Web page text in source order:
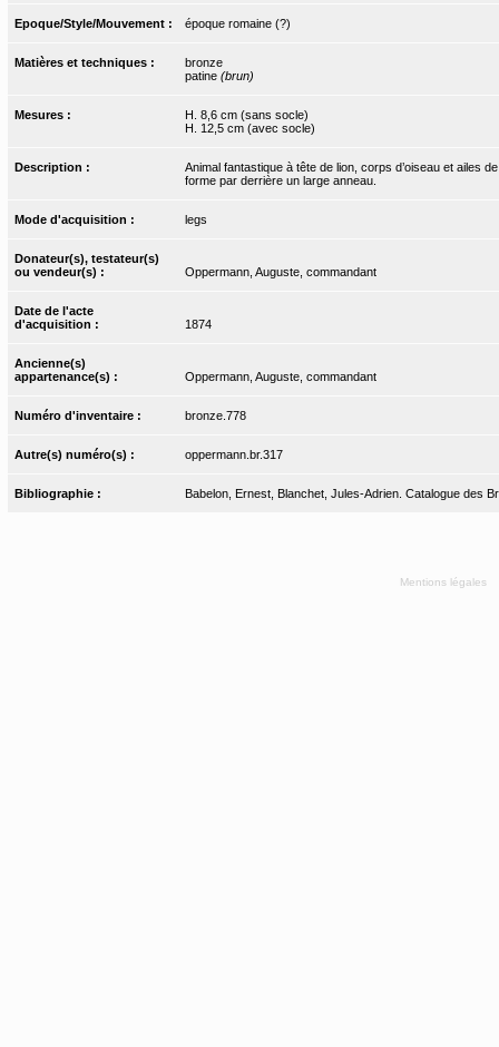
Epoque/Style/Mouvement : époque romaine (?)
Matières et techniques :
bronze
patine (brun)
Mesures :
H. 8,6 cm (sans socle)
H. 12,5 cm (avec socle)
Description :
Animal fantastique à tête de lion, corps d’oiseau et ailes
forme par derrière un large anneau.
Mode d'acquisition : legs
Donateur(s), testateur(s)
ou vendeur(s) :
Oppermann, Auguste, commandant
Date de l'acte
d'acquisition :
1874
Ancienne(s)
appartenance(s) :
Oppermann, Auguste, commandant
Numéro d'inventaire : bronze.778
Autre(s) numéro(s) : oppermann.br.317
Bibliographie : Babelon, Ernest, Blanchet, Jules-Adrien. Catalogue des
Mentions légales